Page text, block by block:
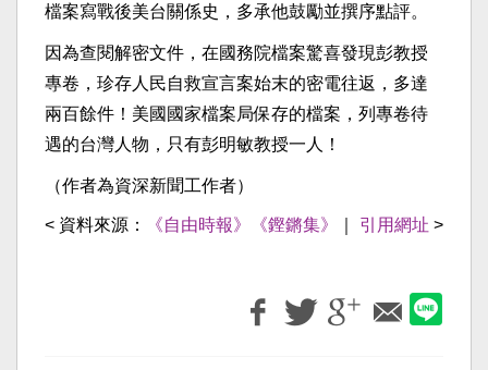
檔案寫戰後美台關係史，多承他鼓勵並撰序點評。
因為查閱解密文件，在國務院檔案驚喜發現彭教授
專卷，珍存人民自救宣言案始末的密電往返，多達
兩百餘件！美國國家檔案局保存的檔案，列專卷待
遇的台灣人物，只有彭明敏教授一人！
（作者為資深新聞工作者）
< 資料來源： 《自由時報》《鏗鏘集》 引用網址 >